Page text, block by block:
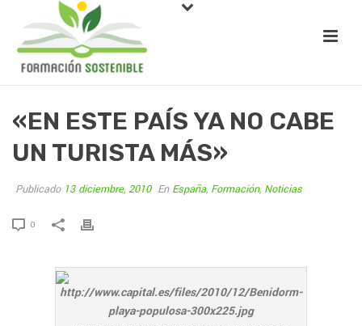
«EN ESTE PAÍS YA NO CABE
UN TURISTA MÁS»
Publicado 13 diciembre, 2010 En España, Formación, Noticias
0